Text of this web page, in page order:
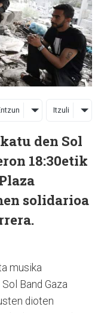
Itzuli
den Sol
18:30etik
solidarioa
musika
Band Gaza
dioten